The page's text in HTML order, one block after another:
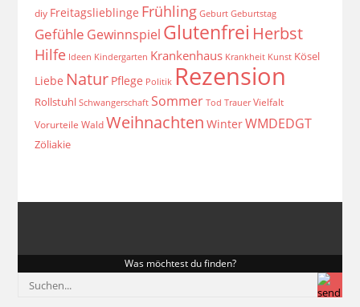
diy Freitagslieblinge Frühling Geburt Geburtstag
Gefühle Gewinnspiel Glutenfrei Herbst
Hilfe Ideen Kindergarten Krankenhaus Krankheit Kunst Kösel
Liebe Natur Pflege Politik Rezension
Rollstuhl Schwangerschaft Sommer Tod Trauer Vielfalt
Vorurteile Wald Weihnachten WinterWMDEDGT
Zöliakie
Was möchtest du finden?